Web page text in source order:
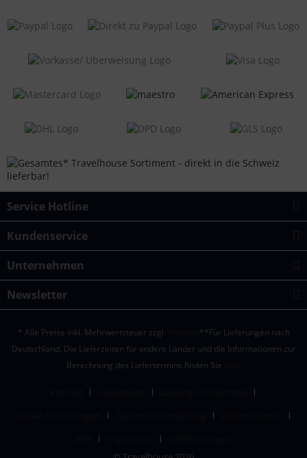
Service Hotline
Kundenservice
Unternehmen
Newsletter
* Alle Preise inkl. Mehrwertsteuer zzgl.
**Für Lieferungen nach
Deutschland. Die Lieferzeiten für andere Länder und die Informationen zur
Berechnung des Liefertermins finden Sie